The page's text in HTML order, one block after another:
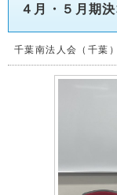
４月・５月期
千葉南法人会（千葉）